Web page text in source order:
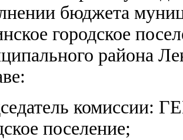
бюджета
городское
района
комиссии:
поселение;